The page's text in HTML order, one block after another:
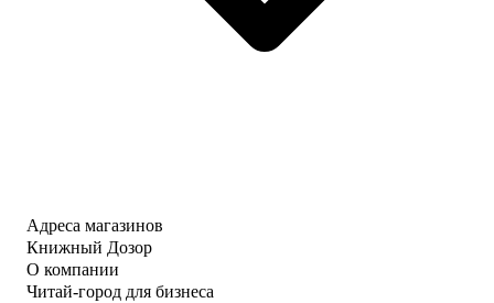
Адреса магазинов
Книжный Дозор
О компании
Читай-город для бизнеса